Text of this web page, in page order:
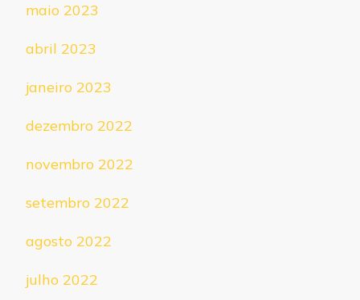
maio 2023
abril 2023
janeiro 2023
dezembro 2022
novembro 2022
setembro 2022
agosto 2022
julho 2022